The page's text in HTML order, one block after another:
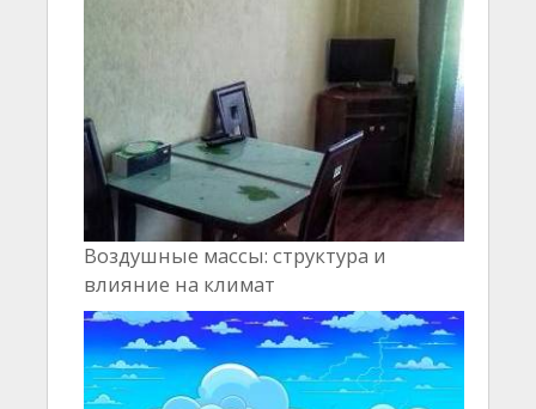
Воздушные массы: структура и
влияние на климат